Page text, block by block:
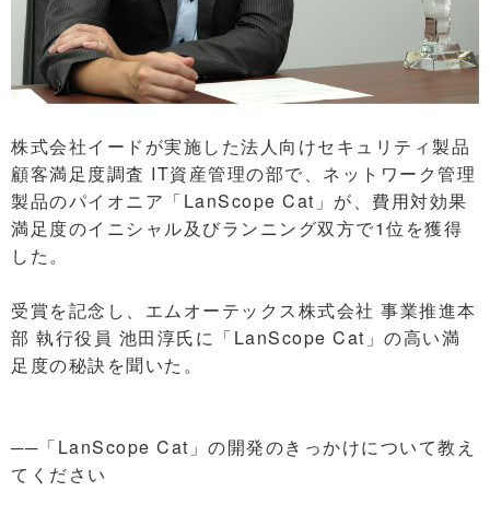
株式会社イードが実施した法人向けセキュリティ製品
顧客満足度調査 IT資産管理の部で、ネットワーク管理
製品のパイオニア「LanScope Cat」が、費用対効果
満足度のイニシャル及びランニング双方で1位を獲得
した。
受賞を記念し、エムオーテックス株式会社 事業推進本
部 執行役員 池田淳氏に「LanScope Cat」の高い満
足度の秘訣を聞いた。
──「LanScope Cat」の開発のきっかけについて教え
てください